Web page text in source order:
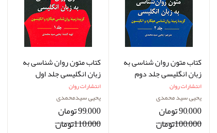
کتاب متون روان شناسی به
زبان انگلیسی جلد دوم
نویسنده یحیی سیدمحمدی
انتشارات روان
یحیی سید محمدی
90,000 تومان
100,000تومان
کتاب متون روان شناسی به
زبان انگلیسی جلد اول
نویسنده یحیی سیدمحمدی
انتشارات روان
یحیی سیدمحمدی
99,000 تومان
110,000تومان